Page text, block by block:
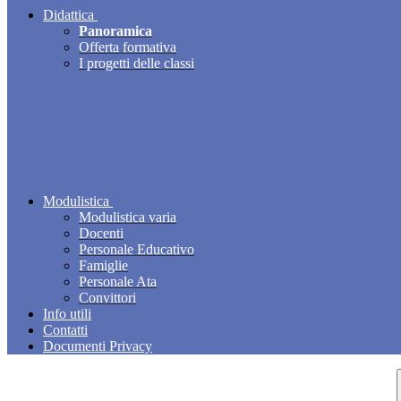
Didattica
Panoramica
Offerta formativa
I progetti delle classi
Modulistica
Modulistica varia
Docenti
Personale Educativo
Famiglie
Personale Ata
Convittori
Info utili
Contatti
Documenti Privacy